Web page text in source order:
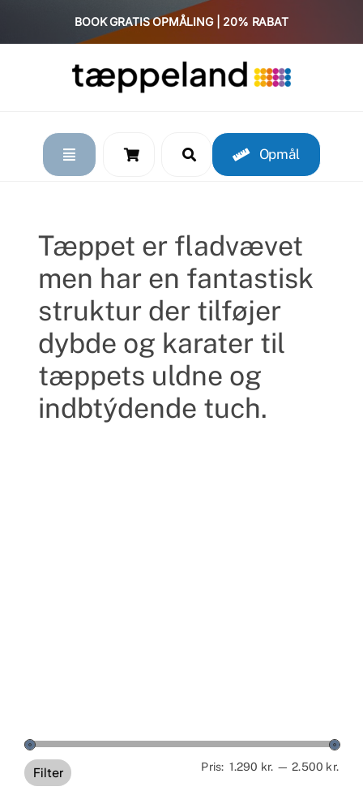
content
BOOK GRATIS OPMÅLING | 20% RABAT
Opmål
Tæppet er fladvævet
men har en fantastisk
struktur der tilføjer
dybde og karater til
tæppets uldne og
indbtýdende tuch.
Filter Pris: 1.290 kr. —2.500 kr.